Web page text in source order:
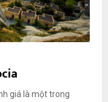
giá là một trong